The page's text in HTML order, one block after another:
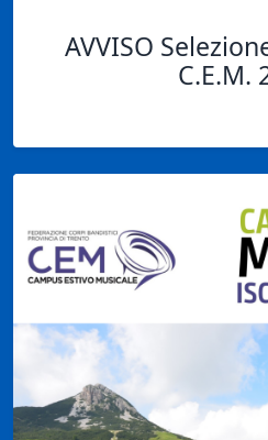
AVVISO
C.E.M.